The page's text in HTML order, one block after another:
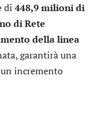
di 448,9 milioni di
di Rete
della linea
garantirà una
incremento